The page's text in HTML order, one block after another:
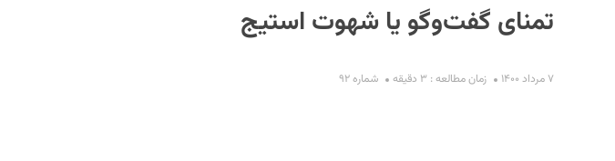
تمنای گفت‌وگو یا شهوت استیج
۷ مرداد ۱۴۰۰ زمان مطالعه : ۳ دقیقه شماره ۹۲